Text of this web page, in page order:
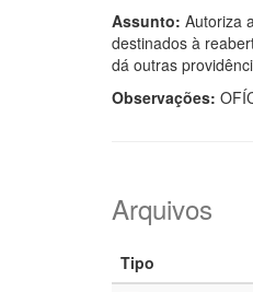
Assunto: Autoriza
destinados à
dá outras
Observações:
Arquivos
Tipo